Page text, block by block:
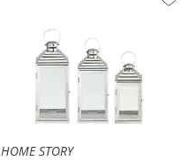
HOME STORY